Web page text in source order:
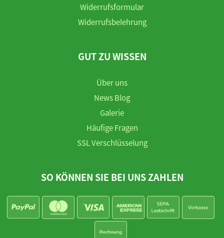
Widerrufsformular
Widerrufsbelehrung
GUT ZU WISSEN
Über uns
News Blog
Galerie
Häufige Fragen
SSL Verschlüsselung
SO KÖNNEN SIE BEI UNS ZAHLEN